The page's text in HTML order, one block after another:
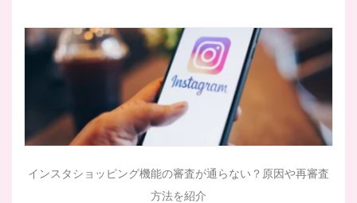
インスタショッピング機能の審査が通らない？原因や再審査
方法を紹介